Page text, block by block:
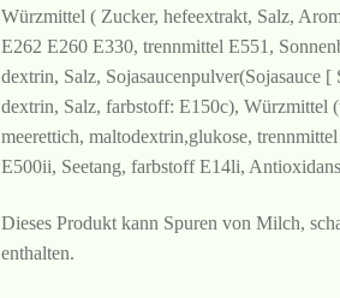
Würzmittel ( Zucker, hefeextrakt, Salz,
E262 E260 E330, trennmittel E551,
dextrin, Salz, Sojasaucenpulver(Sojasauce
dextrin, Salz, farbstoff: E150c), Würzmittel
meerettich, maltodextrin,glukose,
E500ii, Seetang, farbstoff E14li,
Dieses Produkt kann Spuren von Milch,
enthalten.